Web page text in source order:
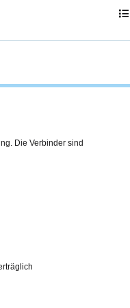
Die Verbinder sind